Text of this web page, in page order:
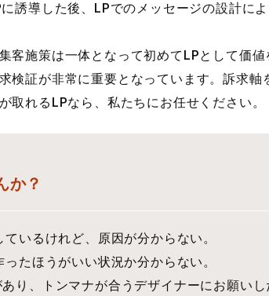
誘導した後、LPでのメッセージの設計に
客施策は一体となって初めてLPとして価値
検証が非常に重要となっています。訴求
取れるLPなら、私たちにお任せください。
か？
いるけれど、原因が分からない。
たほうがいい状況か分からない。
り、トンマナが合うデザイナーにお願いし